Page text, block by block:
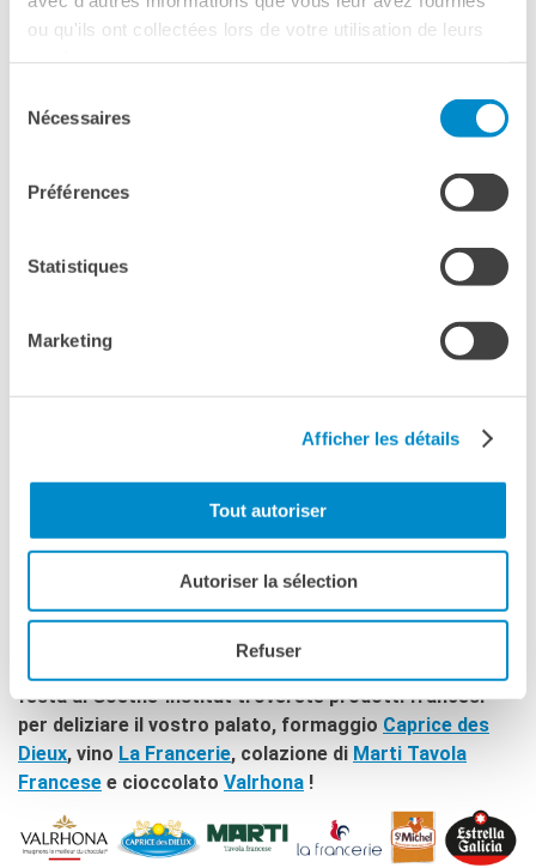
ou qu'ils ont collectées lors de votre utilisation de leurs
Nécessaires
Préférences
Statistiques
Marketing
Afficher les détails
Tout autoriser
Autoriser la sélection
Refuser
🎉EVENTO SERALE – GOETHE-
della Direttrice dei 3 Istituti
19:30 - 22:00| Festa con musica e gastronomiafranco-
tedesco-spagnola
🎤 Concerto del gruppo Swing BandClito
festa al Goethe-Institut troverete prodotti francesi
per deliziare il vostro palato, formaggio Caprice des
Dieux, vino La Francerie, colazione di Marti Tavola
Francese e cioccolato Valrhona !